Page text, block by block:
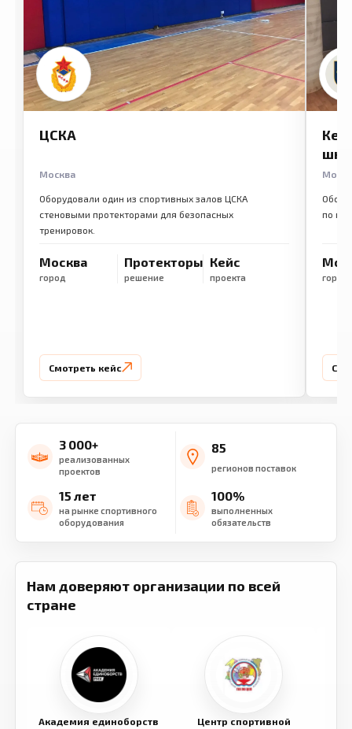
ЦСКА
Москва
Оборудовали один из спортивных залов ЦСКА
стеновыми протекторами для безопасных
тренировок.
Москва
город
Протекторы
решение
Кейс
проекта
Смотреть кейс
по
город
3 000+
реализованных
проектов
85
регионов поставок
15 лет
на рынке спортивного
оборудования
100%
выполненных
обязательств
Нам доверяют организации по всей
стране
Академия единоборств Центр спортивной